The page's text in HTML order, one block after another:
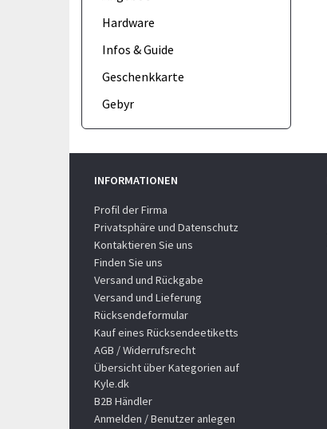
Hardware
Infos & Guide
Geschenkkarte
Gebyr
INFORMATIONEN
Profil der Firma
Privatsphäre und Datenschutz
Kontaktieren Sie uns
Finden Sie uns
Versand und Rückgabe
Versand und Lieferung
Rücksendeformular
Kauf eines Rücksendeetiketts
AGB / Widerrufsrecht
Übersicht über Kategorien auf
Kyle.dk
B2B Händler
Anmelden / Benutzer anlegen